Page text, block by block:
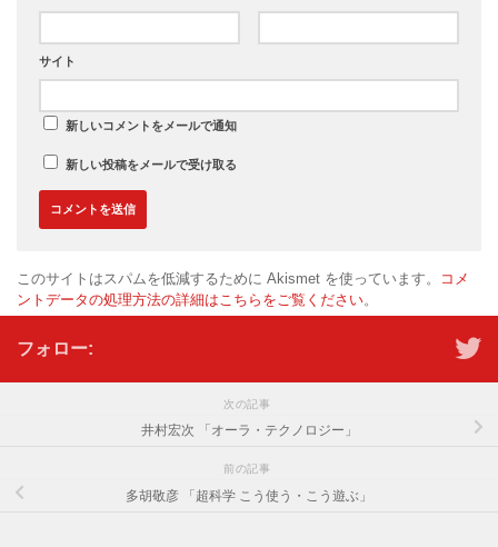
サイト
新しいコメントをメールで通知
新しい投稿をメールで受け取る
このサイトはスパムを低減するために Akismet を使っています。
コメ
ントデータの処理方法の詳細はこちらをご覧ください。
フォロー:
次の記事
井村宏次 「オーラ・テクノロジー」
前の記事
多胡敬彦 「超科学 こう使う・こう遊ぶ」